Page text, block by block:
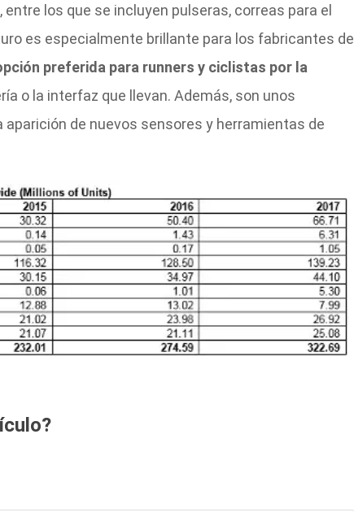
, entre los que se incluyen pulseras, correas para el
es especialmente brillante para los fabricantes de
preferida para runners y ciclistas por la
o la interfaz que llevan. Además, son unos
de nuevos sensores y herramientas de